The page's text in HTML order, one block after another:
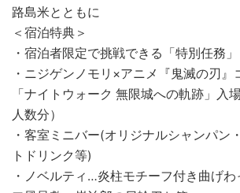
路島米とともに
＜宿泊特典＞
・宿泊者限定で挑戦できる「特別任務」
・ニジゲンノモリ×アニメ『鬼滅の刃』
「ナイトウォーク 無限城への軌跡」入
人数分）
・客室ミニバー(オリジナルシャンパン
トドリンク等)
・ノベルティ…炎柱モチーフ付き曲げ